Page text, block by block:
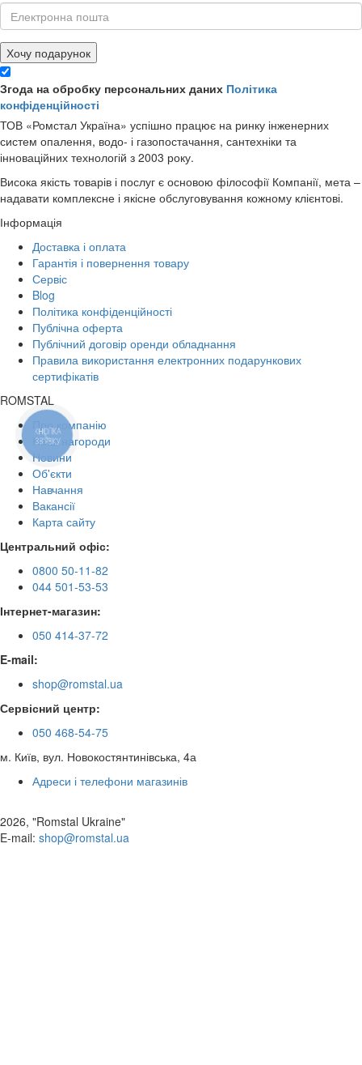
Хочу подарунок
Згода на обробку персональних даних Політика
конфіденційності
ТОВ «Ромстал Україна» успішно працює на ринку інженерних
систем опалення, водо- і газопостачання, сантехніки та
інноваційних технологій з 2003 року.
Висока якість товарів і послуг є основою філософії Компанії, мета –
надавати комплексне і якісне обслуговування кожному клієнтові.
Інформація
Доставка і оплата
Гарантія і повернення товару
Сервіс
Blog
Політика конфіденційності
Публічна оферта
Публічний договір оренди обладнання
Правила використання електронних подарункових
сертифікатів
ROMSTAL
Про компанію
Наші нагороди
Новини
Об'єкти
Навчання
Вакансії
Карта сайту
Центральний офіс:
0800 50-11-82
044 501-53-53
Інтернет-магазин:
050 414-37-72
E-mail:
shop@romstal.ua
Сервісний центр:
050 468-54-75
м. Київ, вул. Новокостянтинівська, 4а
Адреси і телефони магазинів
2026, "Romstal Ukraine"
​E-mail: shop@romstal.ua
КНОПКА
ЗВ'ЯЗКУ